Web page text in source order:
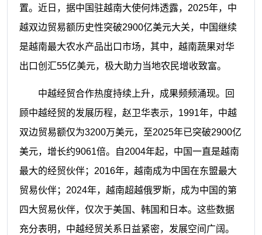
置。近日，据中国驻越南大使何炜透露，2025年，中
越双边贸易额历史性突破2900亿美元大关，中国继续
是越南最大农水产品出口市场，其中，越南蔬果对华
出口创汇55亿美元，极大助力当地农民增收致富。
中越经贸合作热度持续上升，成果频频涌现。回
顾中越经贸的发展历程，赵卫华表示，1991年，中越
双边贸易额仅为3200万美元，至2025年已突破2900亿
美元，增长约9061倍。自2004年起，中国一直是越南
最大的经贸伙伴；2016年，越南成为中国在东盟最大
贸易伙伴；2024年，越南超越俄罗斯，成为中国的第
四大贸易伙伴，仅次于美国、韩国和日本。这些数据
充分表明，中越经贸关系日益紧密，发展空间广阔。